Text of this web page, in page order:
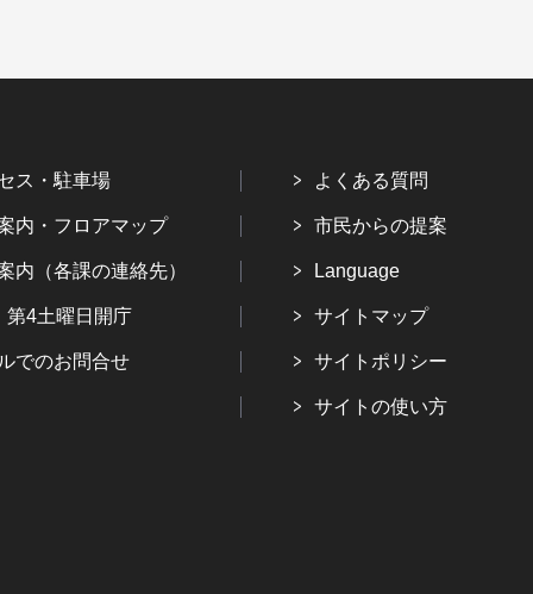
ス・駐車場
内・フロアマップ
内（各課の連絡先）
第4土曜日開庁
でのお問合せ
よくある質問
市民からの提案
Language
サイトマップ
サイトポリシー
サイトの使い方